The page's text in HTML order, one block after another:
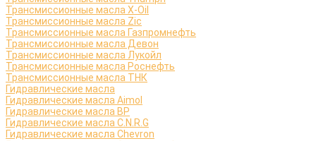
Трансмиссионные масла X-Oil
Трансмиссионные масла Zic
Трансмиссионные масла Газпромнефть
Трансмиссионные масла Девон
Трансмиссионные масла Лукойл
Трансмиссионные масла Роснефть
Трансмиссионные масла ТНК
Гидравлические масла
Гидравлические масла Aimol
Гидравлические масла BP
Гидравлические масла C.N.R.G
Гидравлические масла Chevron